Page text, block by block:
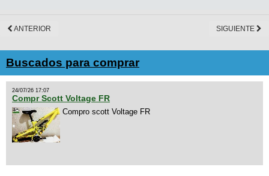
ANTERIOR SIGUIENTE
Buscados para comprar
24/07/26 17:07
Compr Scott Voltage FR
Compro scott Voltage FR